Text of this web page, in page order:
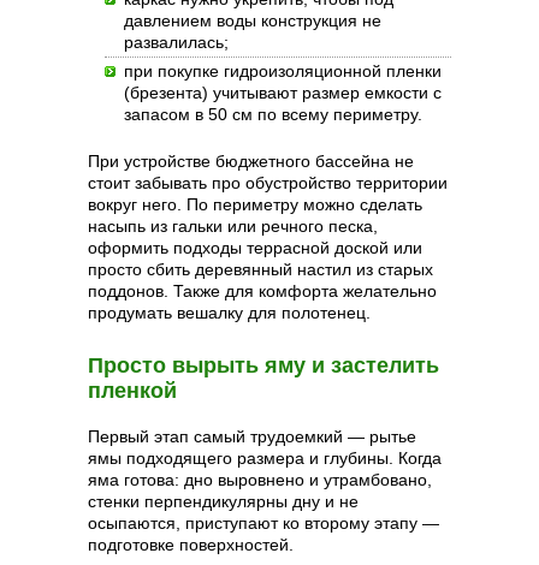
давлением воды конструкция не
развалилась;
при покупке гидроизоляционной пленки
(брезента) учитывают размер емкости с
запасом в 50 см по всему периметру.
При устройстве бюджетного бассейна не
стоит забывать про обустройство территории
вокруг него. По периметру можно сделать
насыпь из гальки или речного песка,
оформить подходы террасной доской или
просто сбить деревянный настил из старых
поддонов. Также для комфорта желательно
продумать вешалку для полотенец.
Просто вырыть яму и застелить
пленкой
Первый этап самый трудоемкий — рытье
ямы подходящего размера и глубины. Когда
яма готова: дно выровнено и утрамбовано,
стенки перпендикулярны дну и не
осыпаются, приступают ко второму этапу —
подготовке поверхностей.